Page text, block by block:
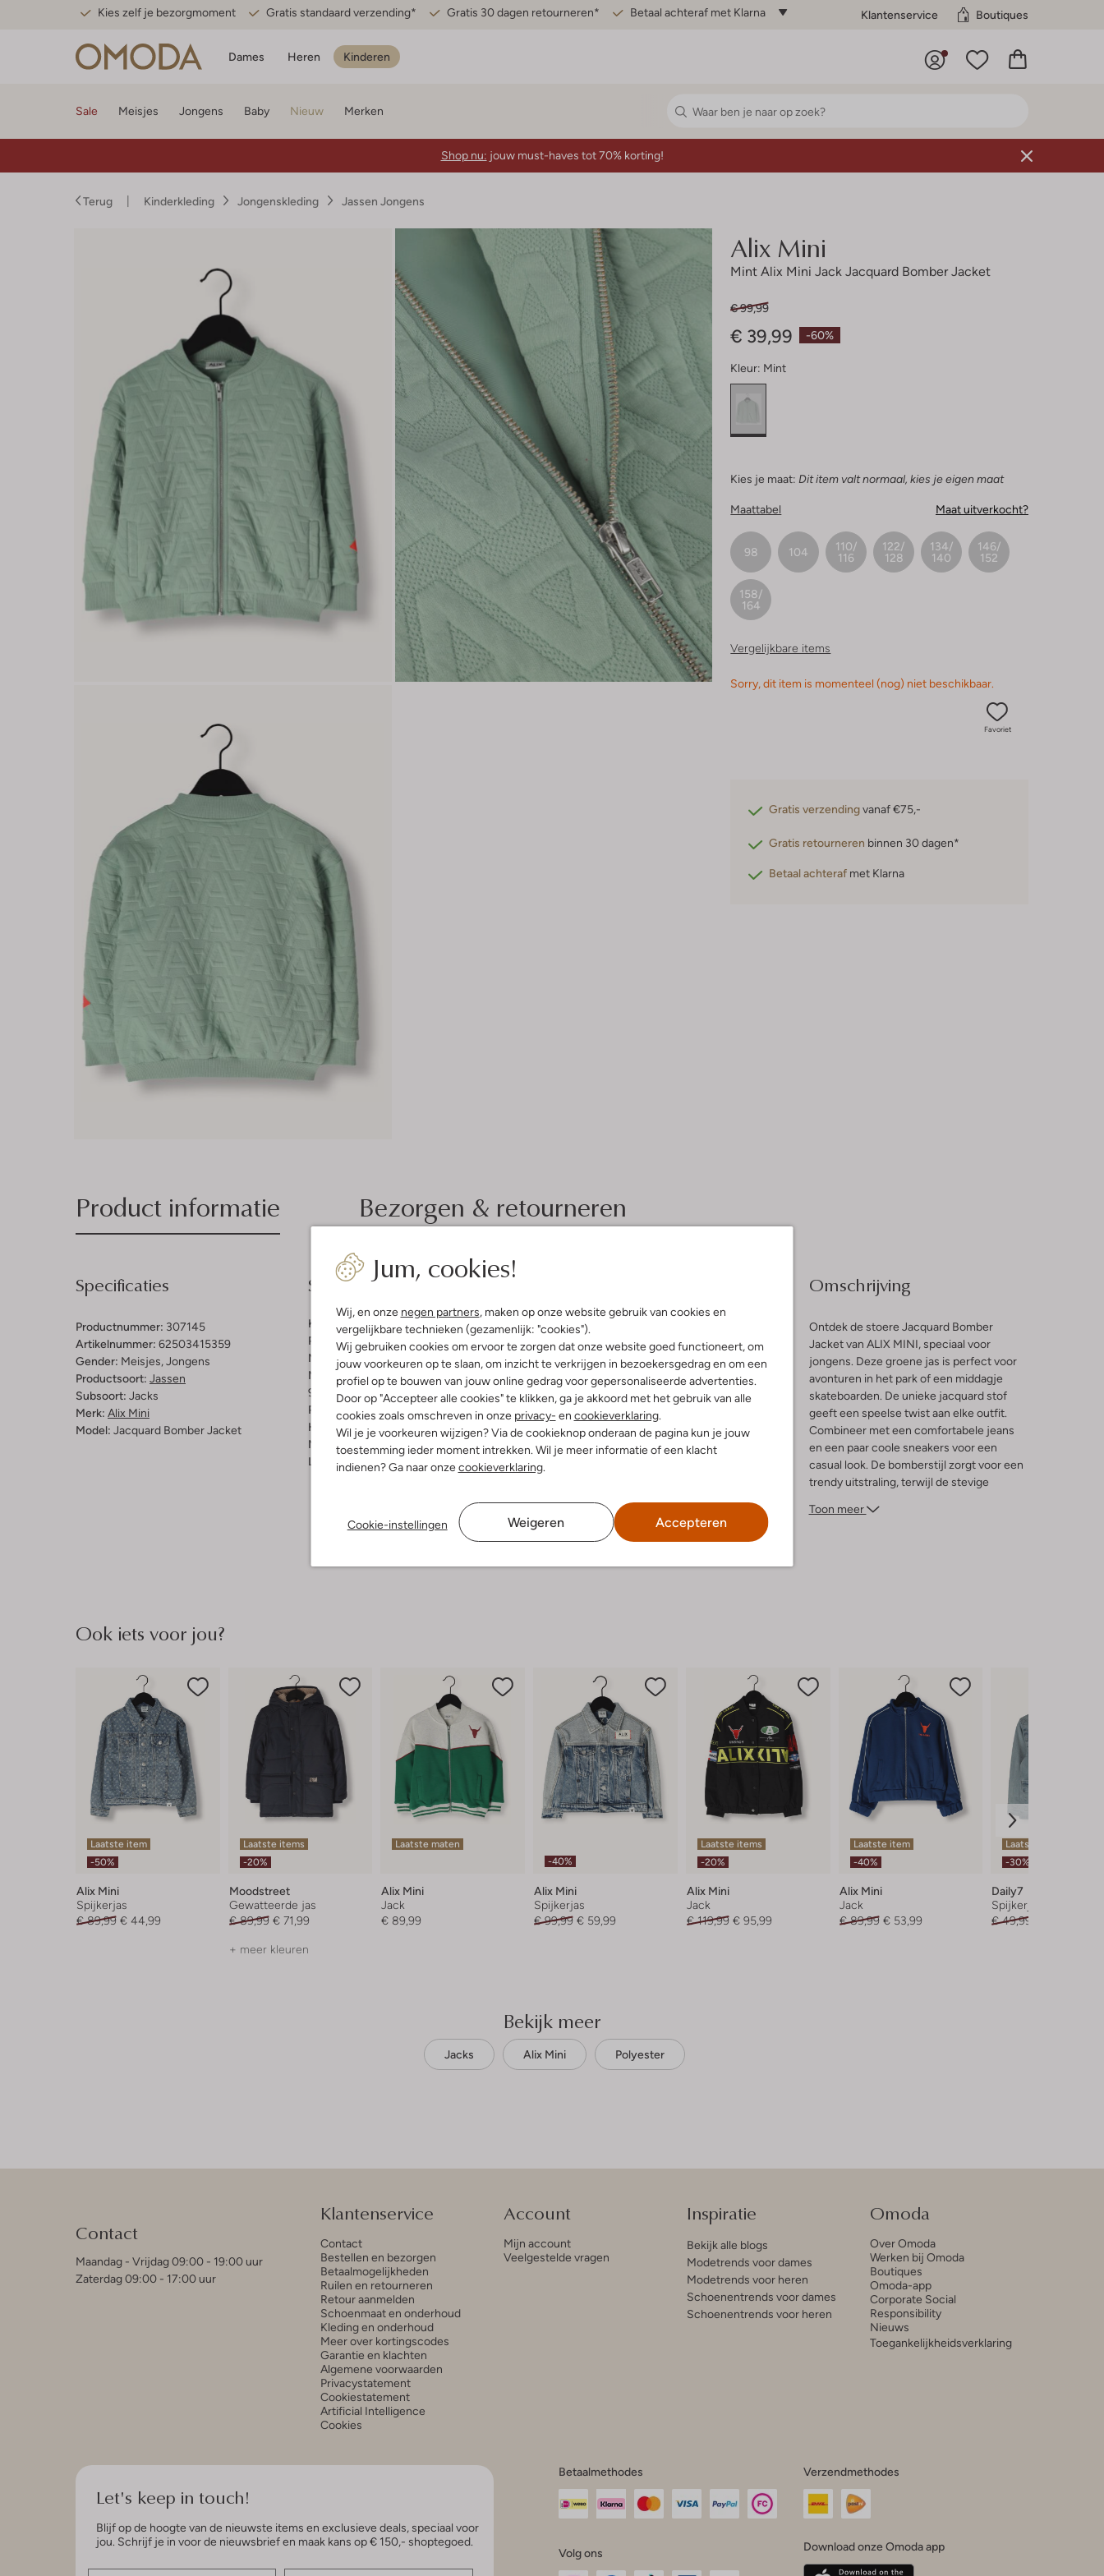
Kies zelf je bezorgmoment Gratis standaard verzending* Gratis 30 dagen retourneren* Betaal achteraf met Klarna Klantenservice Boutiques
Dames Heren Kinderen
Jum, cookies!
Wij, en onze negen partners, maken op onze website gebruik van cookies en
vergelijkbare technieken (gezamenlijk: "cookies").
Wij gebruiken cookies om ervoor te zorgen dat onze website goed functioneert, om
jouw voorkeuren op te slaan, om inzicht te verkrijgen in bezoekersgedrag en om een
profiel op te bouwen van jouw online gedrag voor gepersonaliseerde advertenties.
Door op "Accepteer alle cookies" te klikken, ga je akkoord met het gebruik van alle
cookies zoals omschreven in onze privacy- en cookieverklaring.
Wil je je voorkeuren wijzigen? Via de cookieknop onderaan de pagina kun je jouw
toestemming ieder moment intrekken. Wil je meer informatie of een klacht
indienen? Ga naar onzecookieverklaring.
Cookie-instellingen Weigeren Accepteren
Sale Meisjes Jongens Baby Nieuw Merken
Shop nu: jouw must-haves tot 70% korting!
Terug Kinderkleding Jongenskleding Jassen Jongens
Alix Mini
Mint Alix Mini Jack Jacquard Bomber Jacket
-60%
€ 99,99
€ 39,99
Kleur: Mint
Kies je maat: Dit item valt normaal, kies je eigen maat
Maattabel Maat uitverkocht?
98 104
110/
116
122/
128
134/
140
146/
152
158/
164
Vergelijkbare items
Sorry, dit item is momenteel (nog) niet beschikbaar.
Favoriet
Gratis verzendingvanaf €75,-
Gratis retourneren binnen 30 dagen*
Betaal achteraf met Klarna
Product informatie Bezorgen & retourneren
Specificaties
Productnummer: 307145
Artikelnummer: 62503415359
Gender: Meisjes, Jongens
Productsoort: Jassen
Subsoort: Jacks
Merk: Alix Mini
Model: Jacquard Bomber Jacket
Samenstelling & Pasvorm
Kleur:
Patroon:
Logo
Materiaal:
Polyester
Materiaalpercentages:
98% Polyester En 2% Elastaan
Pasvorm:
Regular Fit
Halslijn: Opstaande Kraag
Mouwlengte:
Lange Mouw
Lengte:
Kort
Niet strijken
Kan niet in de droogtrommel
Niet chemisch reinigen
Niet bleken
Omschrijving
Ontdek de stoere Jacquard Bomber
Jacket van ALIX MINI, speciaal voor
jongens. Deze groene jas is perfect voor
avonturen in het park of een middagje
skateboarden. De unieke jacquard stof
geeft een speelse twist aan elke outfit.
Combineer met een comfortabele jeans
en een paar coole sneakers voor een
casual look. De bomberstijl zorgt voor een
trendy uitstraling, terwijl de stevige
dagen. Ideaal voor jonge heren die graag
Toon meer
Ook iets voor jou?
Laatste item
-50%
Alix Mini
Spijkerjas
€ 89,99 € 44,99
Laatste items
-20%
Moodstreet
Gewatteerde jas
€ 89,99 € 71,99
+ meer kleuren
Laatste maten
Alix Mini
Jack
€ 89,99
-40%
Alix Mini
Spijkerjas
€ 99,99 € 59,99
Laatste items
-20%
Alix Mini
Jack
€ 119,99 € 95,99
Laatste item
-40%
Alix Mini
Jack
€ 89,99 € 53,99
Laatste maten
-30%
Daily7
Spijkerjas
€ 49,99
Bekijk meer
Jacks Alix Mini Polyester
Contact
Maandag - Vrijdag 09:00 - 19:00 uur
Zaterdag 09:00 - 17:00 uur
Klantenservice
Contact
Bestellen en bezorgen
Betaalmogelijkheden
Ruilen en retourneren
Retour aanmelden
Schoenmaat en onderhoud
Kleding en onderhoud
Meer over kortingscodes
Garantie en klachten
Algemene voorwaarden
Privacystatement
Cookiestatement
Artificial Intelligence
Cookies
Account
Mijn account
Veelgestelde vragen
Inspiratie
Bekijk alle blogs
Modetrends voor dames
Modetrends voor heren
Schoenentrends voor dames
Schoenentrends voor heren
Omoda
Over Omoda
Werken bij Omoda
Boutiques
Omoda-app
Corporate Social
Responsibility
Nieuws
Toegankelijkheidsverklaring
Let's keep in touch!
Blijf op de hoogte van de nieuwste items en exclusieve deals, speciaal voor
jou. Schrijf je in voor de nieuwsbrief en maak kans op € 150,- shoptegoed.
Betaalmethodes
Volg ons
Verzendmethodes
Download onze Omoda app